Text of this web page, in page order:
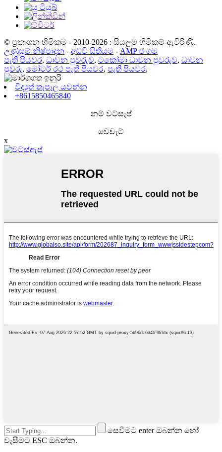
© ප්‍රකාශන හිමිකම - 2010-2026 : සියලුම හිමිකම් ඇවිරිණි.
උණුසුම් නිෂ්පාදන - අඩවි සිතියම - AMP ජංගම
පැති පියවර, ධාවන පුවරුව, ටකෝමා ධාවන පුවරුව, ධාවන
පුවරු, මෝටර් රථ පැති පියවර, පැති පියවර,
විද්‍යුත් තැපෑල යවන්න
+8615850465840
නම් වට්සැප්
වෙචැට්
x
සෙවීමට enter ඔබන්න හෝ
වැසීමට ESC ඔබන්න.